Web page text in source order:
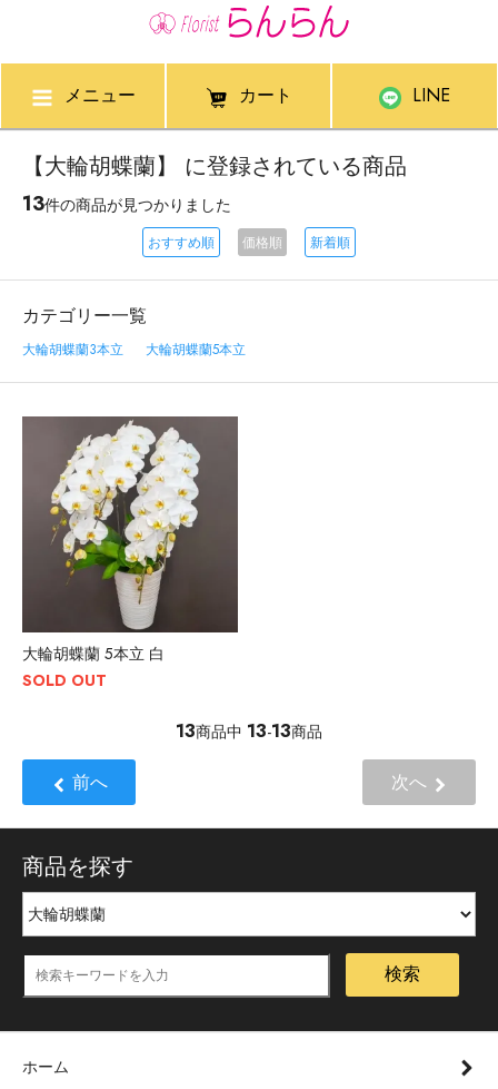
メニュー カート LINE
【大輪胡蝶蘭】 に登録されている商品
13件の商品が見つかりました
おすすめ順 価格順 新着順
カテゴリー一覧
大輪胡蝶蘭3本立 大輪胡蝶蘭5本立
大輪胡蝶蘭 5本立 白
SOLD OUT
13商品中 13-13商品
前へ 次へ
商品を探す
検索
ホーム